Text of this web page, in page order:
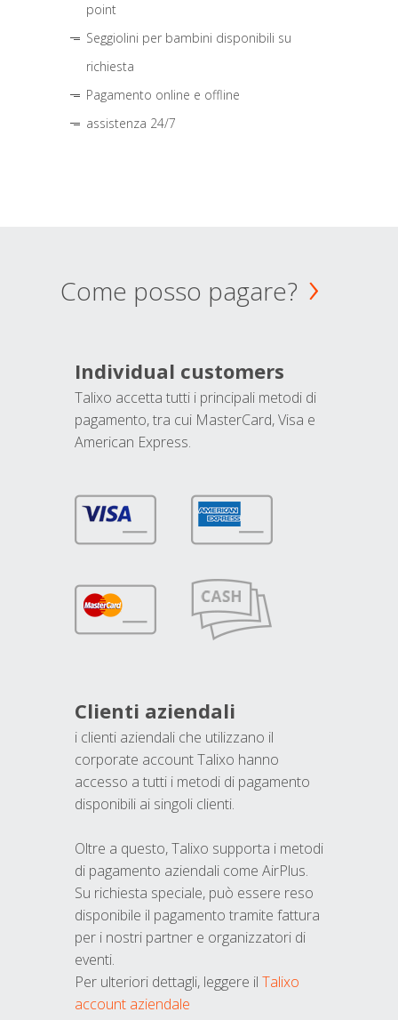
point
Seggiolini per bambini disponibili su
richiesta
Pagamento online e offline
assistenza 24/7
Come posso pagare?
Individual customers
Talixo accetta tutti i principali metodi di
pagamento, tra cui MasterCard, Visa e
American Express.
Clienti aziendali
i clienti aziendali che utilizzano il
corporate account Talixo hanno
accesso a tutti i metodi di pagamento
disponibili ai singoli clienti.
Oltre a questo, Talixo supporta i metodi
di pagamento aziendali come AirPlus.
Su richiesta speciale, può essere reso
disponibile il pagamento tramite fattura
per i nostri partner e organizzatori di
eventi.
Per ulteriori dettagli, leggere il Talixo
account aziendale